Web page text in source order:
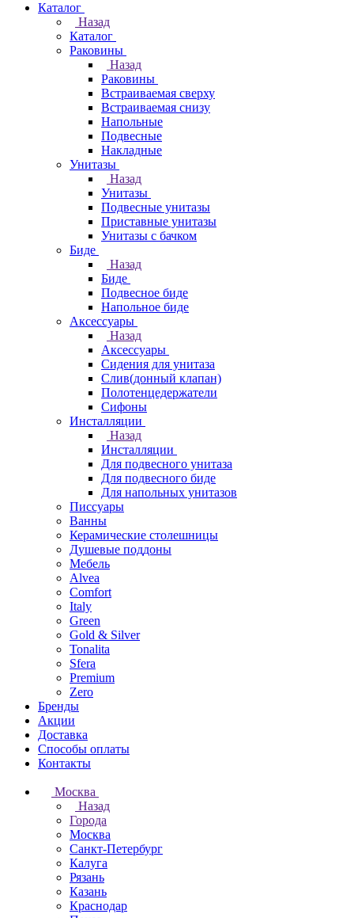
Каталог
Назад
Каталог
Раковины
Назад
Раковины
Встраиваемая сверху
Встраиваемая снизу
Напольные
Подвесные
Накладные
Унитазы
Назад
Унитазы
Подвесные унитазы
Приставные унитазы
Унитазы с бачком
Биде
Назад
Биде
Подвесное биде
Напольное биде
Аксессуары
Назад
Аксессуары
Сидения для унитаза
Слив(донный клапан)
Полотенцедержатели
Сифоны
Инсталляции
Назад
Инсталляции
Для подвесного унитаза
Для подвесного биде
Для напольных унитазов
Писсуары
Ванны
Керамические столешницы
Душевые поддоны
Мебель
Alvea
Comfort
Italy
Green
Gold & Silver
Tonalita
Sfera
Premium
Zero
Бренды
Акции
Доставка
Способы оплаты
Контакты
Москва
Назад
Города
Москва
Санкт-Петербург
Калуга
Рязань
Казань
Краснодар